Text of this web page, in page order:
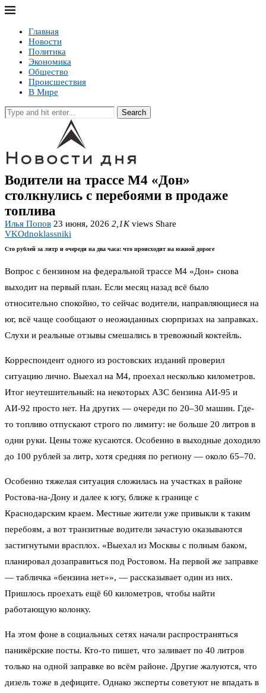
Главная
Новости
Политика
Экономика
Общество
Происшествия
В Мире
Search
Водители на трассе М4 «Дон»
столкнулись с перебоями в продаже
топлива
Илья Попов 23 июня, 2026 2,1Kviews Share
VKOdnoklassniki
Сто рублей за литр и очереди на два часа: что происходит на южной дороге
Вопрос с бензином на федеральной трассе М4 «Дон» снова
выходит на первый план. Если месяц назад всё было
относительно спокойно, то сейчас водители, направляющиеся на
юг, всё чаще сообщают о неожиданных сюрпризах на заправках.
Слухи и реальные отзывы смешались в тревожный коктейль.
Корреспондент одного из ростовских изданий проверил
ситуацию лично. Выехал на М4, проехал несколько километров.
Итог неутешительный: на некоторых АЗС бензина АИ-95 и
АИ-92 просто нет. На других — очереди по 20–30 машин. Где-
то топливо отпускают строго по лимиту: не больше 20 литров в
одни руки. Цены тоже кусаются. Особенно в выходные доходило
до 100 рублей за литр, хотя средняя по региону — около 65–70.
Особенно тяжелая ситуация сложилась на участках в районе
Ростова-на-Дону и далее к югу, ближе к границе с
Краснодарским краем. Местные жители уже привыкли к таким
перебоям, а вот транзитные водители зачастую оказываются
застигнутыми врасплох. «Выехал из Москвы с полным баком,
планировал дозаправиться под Ростовом. На первой же заправке
— табличка «бензина нет»», — рассказывает один из них.
Пришлось проехать ещё 60 километров, чтобы найти
работающую колонку.
На этом фоне в социальных сетях начали распространяться
паникёрские посты. Кто-то пишет, что заливает по 40 литров
только на одной заправке во всём районе. Другие жалуются, что
дизель тоже в дефиците. Однако эксперты советуют не впадать в